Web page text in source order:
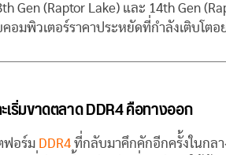
Gen (Raptor Lake) และ 14th Gen
อมพิวเตอร์ราคาประหยัดที่กำลังเติบโตอย่
ริ่มขาดตลาด DDR4 คือทางออก
ฟอร์ม DDR4 ที่กลับมาคึกคักอีกครั้งในกล